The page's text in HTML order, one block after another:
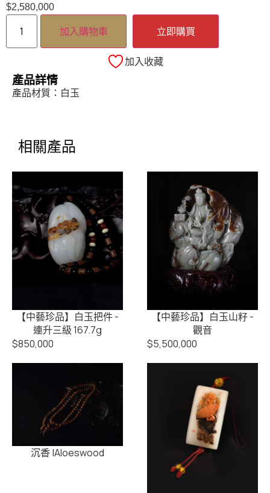
$2,580,000
加入購物車 立即購買
加入收藏
產品詳情
產品材質：白玉
相關產品
【中藝珍品】白玉把件 -
連升三級 167.7g
$850,000
【中藝珍品】白玉山籽 -
觀音
$5,500,000
沉香 |Aloeswood